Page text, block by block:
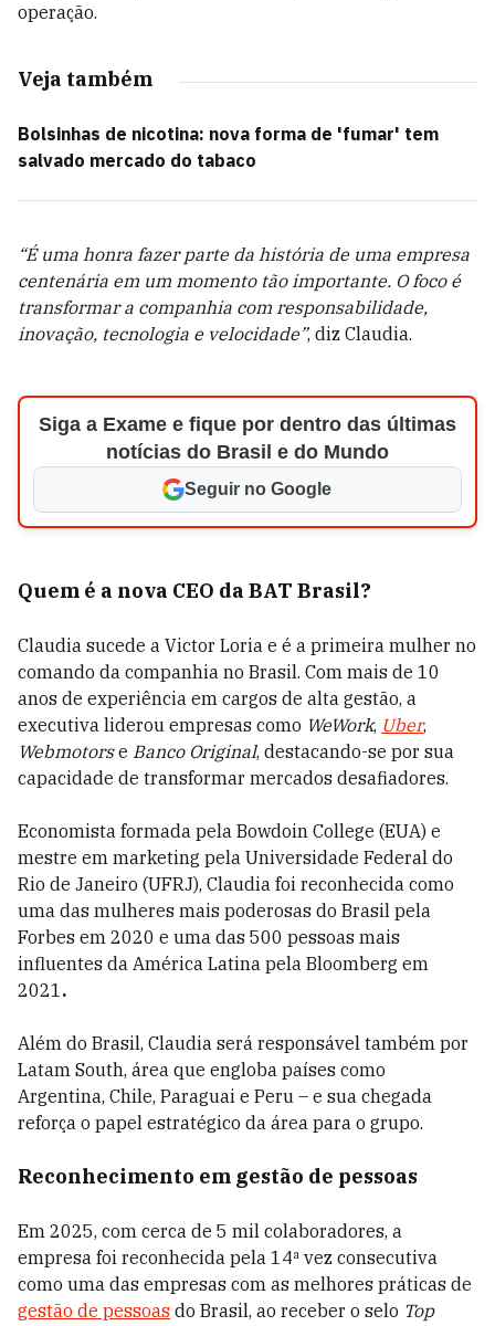
operação.
Veja também
Bolsinhas de nicotina: nova forma de 'fumar' tem
salvado mercado do tabaco
“É uma honra fazer parte da história de uma empresa
centenária em um momento tão importante. O foco é
transformar a companhia com responsabilidade,
inovação, tecnologia e velocidade”, diz Claudia.
Siga a Exame e fique por dentro das últimas
notícias do Brasil e do Mundo
Seguir no Google
Quem é a nova CEO da BAT Brasil?
Claudia sucede a Victor Loria e é a primeira mulher no
comando da companhia no Brasil. Com mais de 10
anos de experiência em cargos de alta gestão, a
executiva liderou empresas como WeWork, Uber,
Webmotorse Banco Original, destacando-se por sua
capacidade de transformar mercados desafiadores.
Economista formada pela Bowdoin College (EUA) e
mestre em marketing pela Universidade Federal do
Rio de Janeiro (UFRJ), Claudia foi reconhecida como
uma das mulheres mais poderosas do Brasil pela
Forbes em 2020 e uma das 500 pessoas mais
influentes da América Latina pela Bloomberg em
2021.
Além do Brasil, Claudia será responsável também por
Latam South, área que engloba países como
Argentina, Chile, Paraguai e Peru – e sua chegada
reforça o papel estratégico da área para o grupo.
Reconhecimento em gestão de pessoas
Em 2025, com cerca de 5 mil colaboradores, a
empresa foi reconhecida pela 14ª vez consecutiva
como uma das empresas com as melhores práticas de
gestão de pessoas do Brasil, ao receber o selo Top